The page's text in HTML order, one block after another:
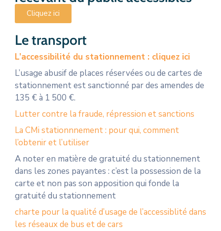
Cliquez ici
Le transport
L’accessibilité du stationnement : cliquez ici
L’usage abusif de places réservées ou de cartes de
stationnement est sanctionné par des amendes de
135 € à 1 500 €.
Lutter contre la fraude, répression et sanctions
La CMi stationnnement : pour qui, comment
l’obtenir et l’utiliser
A noter en matière de gratuité du stationnement
dans les zones payantes : c’est la possession de la
carte et non pas son apposition qui fonde la
gratuité du stationnement
charte pour la qualité d’usage de l’accessiblité dans
les réseaux de bus et de cars